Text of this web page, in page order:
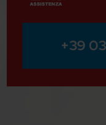
+39